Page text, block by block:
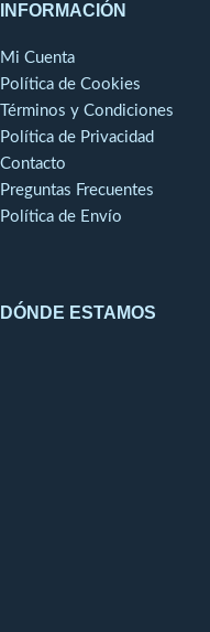
INFORMACIÓN
Mi Cuenta
Política de Cookies
Términos y Condiciones
Política de Privacidad
Contacto
Preguntas Frecuentes
Política de Envío
DÓNDE ESTAMOS